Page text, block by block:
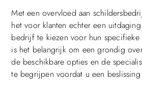
Met een overvloed aan
het voor klanten echter een
bedrijf te kiezen voor hun specifieke
is het belangrijk om een grondig
de beschikbare opties en de
te begrijpen voordat u een beslissing